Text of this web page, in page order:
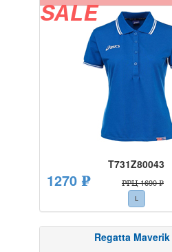
SALE
T731Z80043
1270 ₽ РРЦ 1690 ₽
L
Regatta